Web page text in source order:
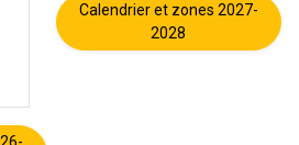
Calendrier et zones 2027-
2028